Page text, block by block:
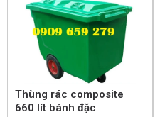
Thùng rác composite
660 lít bánh đặc